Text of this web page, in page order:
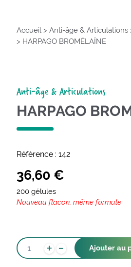
Accueil > Anti-âge & Articulations
> HARPAGO BROMÉLAÏNE
Anti-âge & Articulations
HARPAGO
36,60 €
200 gélules
Nouveau flacon, même formule
QUANTITÉ
DE
+ - Ajouter au
Référence : 142